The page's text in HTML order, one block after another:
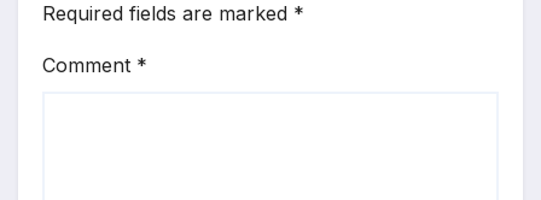
Required fields are marked *
Comment *